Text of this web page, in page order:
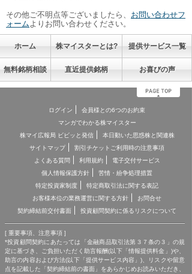
その他ご不明点等ございましたら、 お問い合わせフ
ォームよりお問い合わせください。
ホーム 株マイスターとは? 提供サービス一覧
無料銘柄相談 直近提供銘柄 お喜びの声
ログイン
会員様との6つのお約束
マンガでわかる株マイスター
株マイ広報局 ビビッと発信
本日動いた思惑株と関連株
サイトマップ
割引チケットご利用時の注意事項
よくある質問
利用規約
電子交付サービス
個人情報保護方針
苦情・紛争処理措置
特定投資家制度
特定商取引法に関する表記
お客様本位の業務運営に関する方針
お問合せ
契約締結前交付書面
投資顧問契約に係るリスクについて
[ 重要事項、注意事項 ]
*投資顧問契約にあたっては「金融商品取引法第３７条の３」の規
定に基づき、ご負担いただく助言報酬(以下「情報提供料金」)や、
助言の内容および方法(以下「提供サービス内容」)、リスクや留意
点を記載した「契約締結前の書面」をあらかじめお読みいただき、